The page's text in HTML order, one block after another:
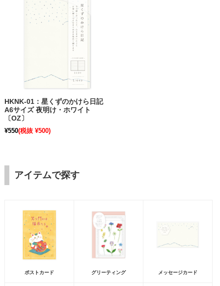
HKNK-01：星くずのかけら日記
A6サイズ 夜明け・ホワイト
〔OZ〕
¥550(税抜 ¥500)
アイテムで探す
ポストカード グリーティング メッセージカード